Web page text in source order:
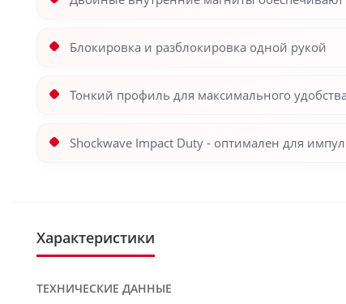
Блокировка и разблокировка одной рукой
Тонкий профиль для максимального
Shockwave Impact Duty - оптимален для
Характеристики
ТЕХНИЧЕСКИЕ ДАННЫЕ